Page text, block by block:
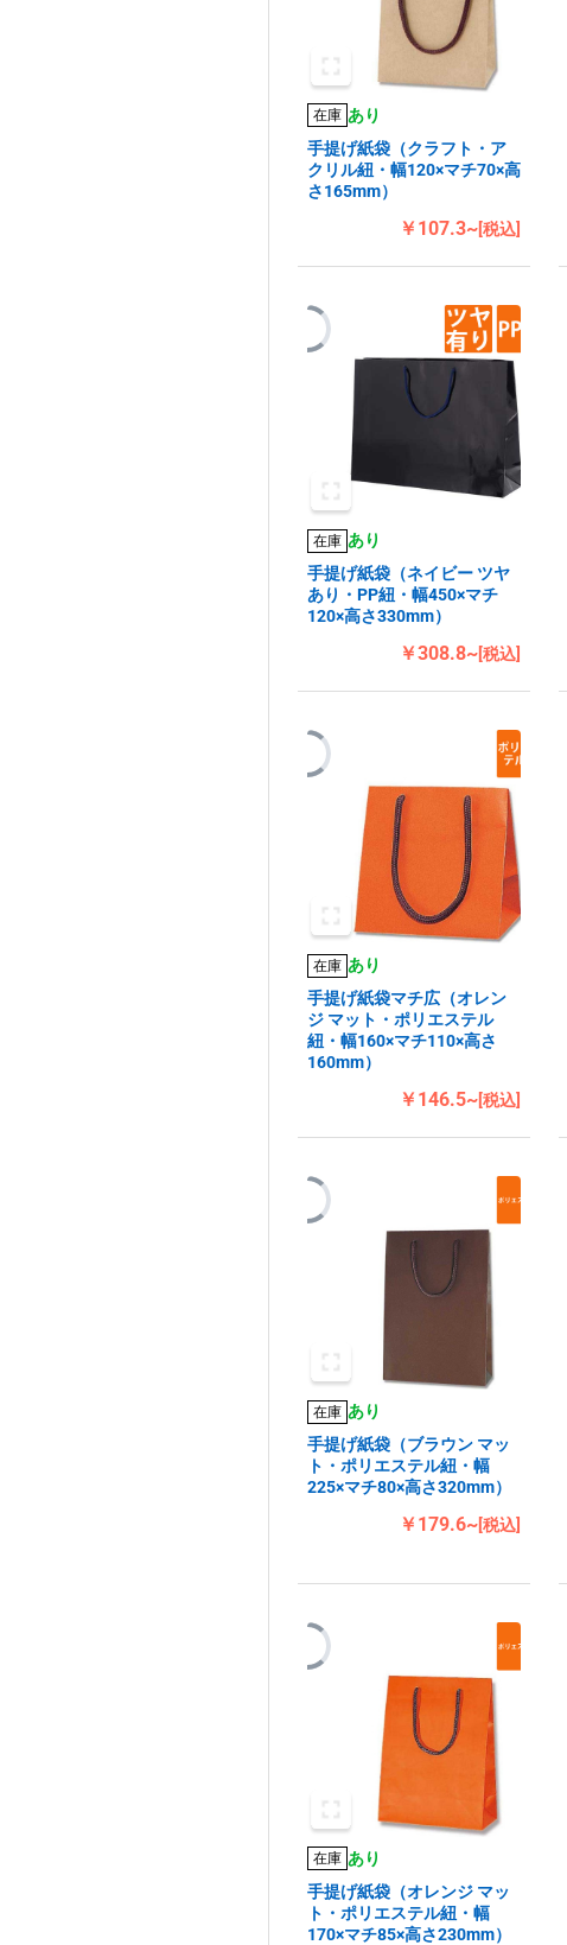
在庫 あり
手提げ紙袋（クラフト・ア
クリル紐・幅120×マチ70×高
さ165mm）
￥107.3~[税込]
在庫 あり
手提げ紙袋（ネイビー ツヤ
あり・PP紐・幅450×マチ
120×高さ330mm）
￥308.8~[税込]
在庫 あり
手提げ紙袋マチ広（オレン
ジ マット・ポリエステル
紐・幅160×マチ110×高さ
160mm）
￥146.5~[税込]
在庫 あり
手提げ紙袋（ブラウン マッ
ト・ポリエステル紐・幅
225×マチ80×高さ320mm）
￥179.6~[税込]
在庫 あり
手提げ紙袋（オレンジ マッ
ト・ポリエステル紐・幅
170×マチ85×高さ230mm）